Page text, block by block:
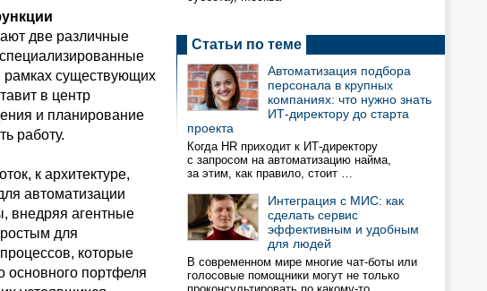
две различные
рамках существующих
в центр
и планирование
работу.
к архитектуре,
автоматизации
внедряя агентные
для
которые
основного портфеля
Статьи по теме
Автоматизация подбора
персонала в крупных
компаниях: что нужно знать
ИТ-директору до старта
проекта
Когда HR приходит к ИТ-директору
с запросом на автоматизацию найма,
за этим, как правило, стоит …
Интеграция с МИС: как
сделать сервис
эффективным и удобным
для людей
В современном мире многие чат-боты или
голосовые помощники могут не только